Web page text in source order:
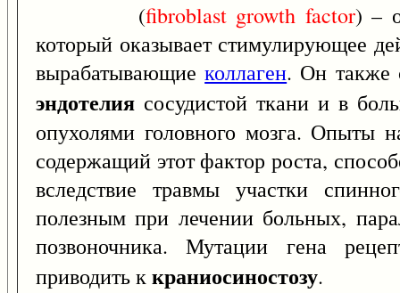
(fibroblast growth factor) –
который оказывает стимулирующее
вырабатывающиеколлаген. Он также
эндотелия сосудистой ткани и в
опухолями головного мозга. Опыты
содержащий этот фактор роста,
вследствие травмы участки
полезным при лечении больных,
позвоночника. Мутации гена
приводить ккраниосиностозу.